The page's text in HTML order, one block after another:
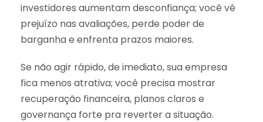
investidores aumentam desconfiança; você vê
prejuízo nas avaliações, perde poder de
barganha e enfrenta prazos maiores.
Se não agir rápido, de imediato, sua empresa
fica menos atrativa; você precisa mostrar
recuperação financeira, planos claros e
governança forte pra reverter a situação.